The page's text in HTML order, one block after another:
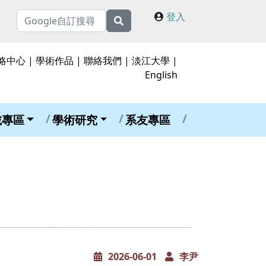
登入
中心 |學術作品 |聯絡我們 |淡江大學 |
English
區 學術研究 系友專區
2026-06-01 李尹